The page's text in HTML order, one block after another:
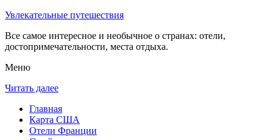
Увлекательные путешествия
Все самое интересное и необычное о странах: отели,
достопримечательности, места отдыха.
Меню
Читать далее
Главная
Карта США
Отели Франции